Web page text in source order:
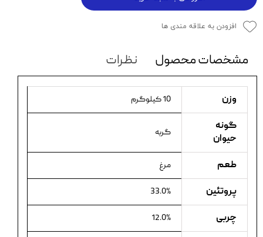
افزودن به علاقه مندی ها
مشخصات محصول نظرات
وزن 10 کیلوگرم
گونه
حیوان
گربه
طعم مرغ
پروتئین 33.0%
چربی 12.0%